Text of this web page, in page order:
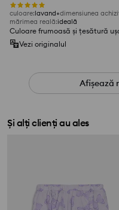
culoare:lavand dimensiunea
mărimea reală:ideală
Culoare frumoasă și țesătură
Vezi originalul
Afișează
Și alți clienți au ales